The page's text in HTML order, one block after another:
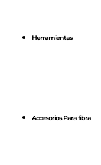
Herramientas
Accesorios Para fibra